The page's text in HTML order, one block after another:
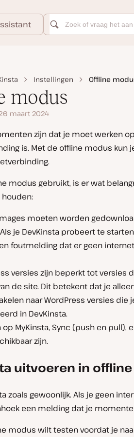
Instellingen Offline
modus
maart 2024
zijn dat je moet werken
is. Met de offline modus kun
modus gebruikt, is er wat
moeten worden
je DevKinsta probeert te
foutmelding dat er geen
versies zijn beperkt tot versies
de site. Dit betekent dat je
naar WordPress versies
in DevKinsta.
op MyKinsta, Sync (push en
zijn.
uitvoeren in
zoals gewoonlijk. Als je geen
een melding dat je
modus wilt testen voordat je